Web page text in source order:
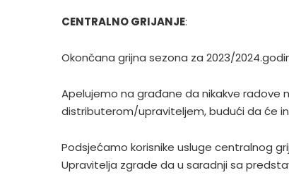
CENTRALNO GRIJANJE:
Okončana grijna sezona za 2023/
Apelujemo na građane da nikakve
distributerom/upraviteljem, budući da će
Podsjećamo korisnike usluge centralnog
Upravitelja zgrade da u saradnji sa